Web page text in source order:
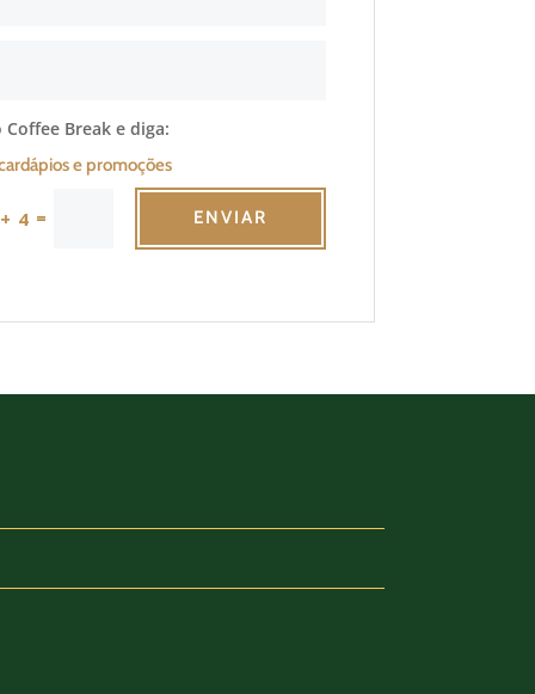
Break e diga:
e promoções
4 = ENVIAR